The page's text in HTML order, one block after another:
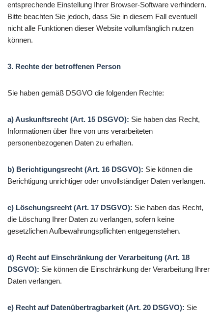
entsprechende Einstellung Ihrer Browser-Software verhindern.
Bitte beachten Sie jedoch, dass Sie in diesem Fall eventuell
nicht alle Funktionen dieser Website vollumfänglich nutzen
können.
3. Rechte der betroffenen Person
Sie haben gemäß DSGVO die folgenden Rechte:
a) Auskunftsrecht (Art. 15 DSGVO): Sie haben das Recht,
Informationen über Ihre von uns verarbeiteten
personenbezogenen Daten zu erhalten.
b) Berichtigungsrecht (Art. 16 DSGVO): Sie können die
Berichtigung unrichtiger oder unvollständiger Daten verlangen.
c) Löschungsrecht (Art. 17 DSGVO): Sie haben das Recht,
die Löschung Ihrer Daten zu verlangen, sofern keine
gesetzlichen Aufbewahrungspflichten entgegenstehen.
d) Recht auf Einschränkung der Verarbeitung (Art. 18
DSGVO): Sie können die Einschränkung der Verarbeitung Ihrer
Daten verlangen.
e) Recht auf Datenübertragbarkeit (Art. 20 DSGVO): Sie